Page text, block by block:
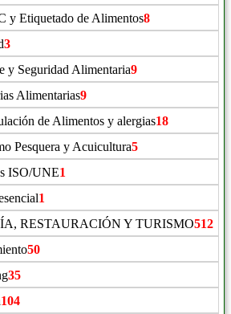
y Etiquetado de Alimentos8
3
y Seguridad Alimentaria9
Alimentarias9
de Alimentos y alergias18
Pesquera y Acuicultura5
ISO/UNE1
1
RESTAURACIÓN Y TURISMO512
50
35
104